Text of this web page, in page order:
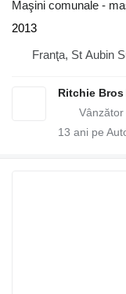
Maşini comunale -
2013
Franţa, St Aubin
Ritchie Bros
13 ani pe